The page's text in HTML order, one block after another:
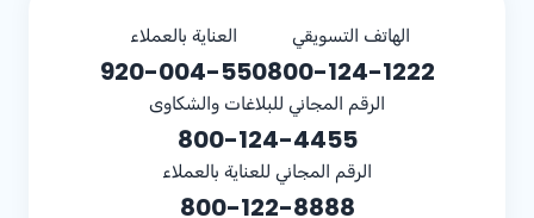
الهاتف التسويقي
800-124-1222
العناية بالعملاء
920-004-550
الرقم المجاني للبلاغات والشكاوى
800-124-4455
الرقم المجاني للعناية بالعملاء
800-122-8888